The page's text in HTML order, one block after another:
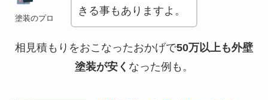
塗装のプロ
きる事もありますよ。
相見積もりをおこなったおかげで50万以上も外壁
塗装が安く なった例も。